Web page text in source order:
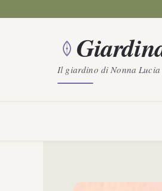
contenuto
Il giardino di Nonna